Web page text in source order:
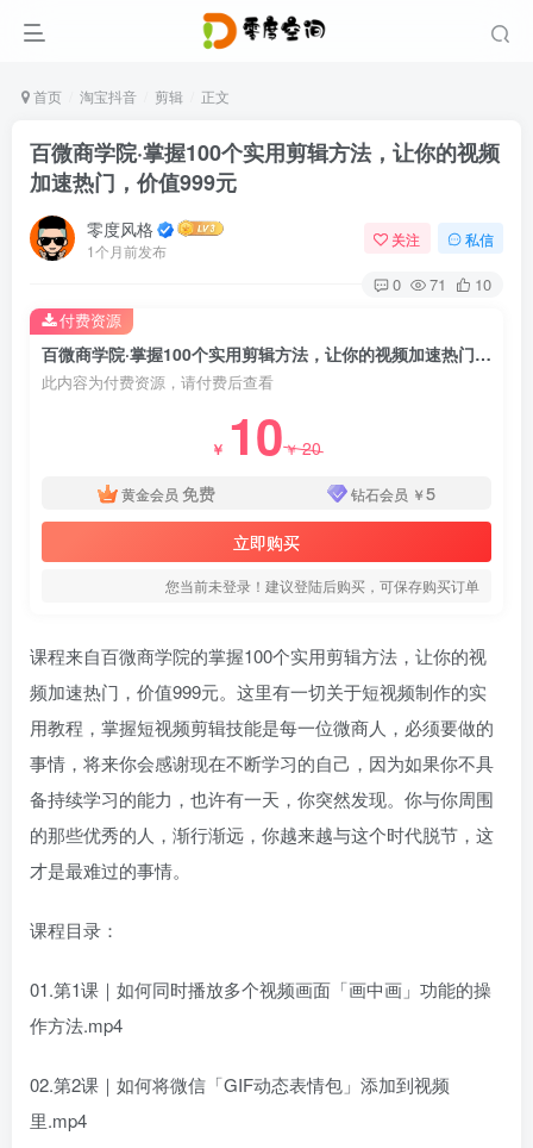
首页 淘宝抖音 剪辑 正文
百微商学院·掌握100个实用剪辑方法，让你的视频
加速热门，价值999元
零度风格
1个月前发布
关注 私信
0 71 10
百微商学院·掌握100个实用剪辑方法，让你的视频加速热门，价值999元
此内容为付费资源，请付费后查看
￥ 10￥20
黄金会员 免费 钻石会员 ￥5
立即购买
您当前未登录！建议登陆后购买，可保存购买订单
付费资源
课程来自百微商学院的掌握100个实用剪辑方法，让你的视
频加速热门，价值999元。这里有一切关于短视频制作的实
用教程，掌握短视频剪辑技能是每一位微商人，必须要做的
事情，将来你会感谢现在不断学习的自己，因为如果你不具
备持续学习的能力，也许有一天，你突然发现。你与你周围
的那些优秀的人，渐行渐远，你越来越与这个时代脱节，这
才是最难过的事情。
课程目录：
01.第1课｜如何同时播放多个视频画面「画中画」功能的操
作方法.mp4
02.第2课｜如何将微信「GIF动态表情包」添加到视频
里.mp4